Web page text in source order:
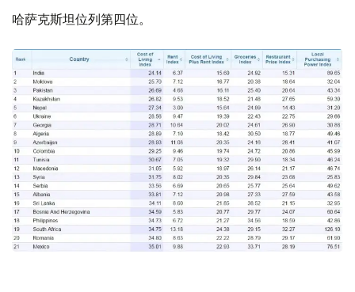
哈萨克斯坦位列第四位。